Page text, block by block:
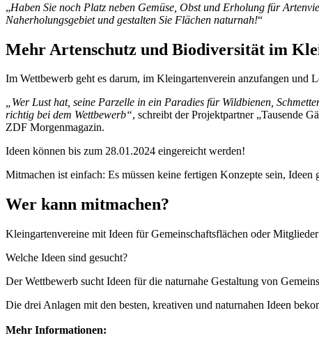
„Haben Sie noch Platz neben Gemüse, Obst und Erholung für
Naherholungsgebiet und gestalten Sie Flächen naturnah!“
Mehr Artenschutz und Biodiversität im
Im Wettbewerb geht es darum, im Kleingartenverein anzufangen und
„Wer Lust hat, seine Parzelle in ein Paradies für Wildbienen,
richtig bei dem Wettbewerb“, schreibt der Projektpartner „Tausende
ZDF Morgenmagazin.
Ideen können bis zum 28.01.2024 eingereicht werden!
Mitmachen ist einfach: Es müssen keine fertigen Konzepte sein, Ideen
Wer kann mitmachen?
Kleingartenvereine mit Ideen für Gemeinschaftsflächen oder
Welche Ideen sind gesucht?
Der Wettbewerb sucht Ideen für die naturnahe Gestaltung von
Die drei Anlagen mit den besten, kreativen und naturnahen Ideen
Mehr Informationen: